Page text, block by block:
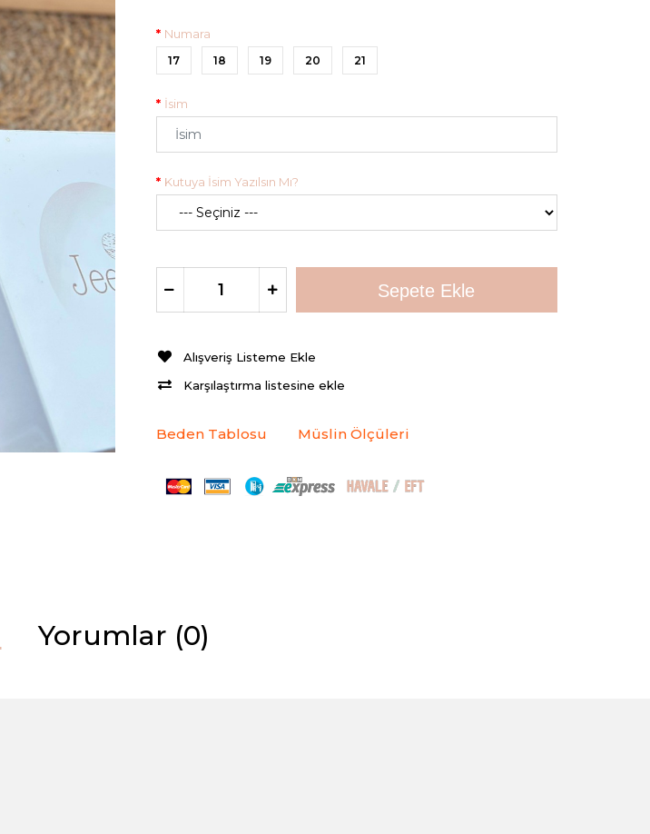
Numara
17 18 19 20 21
İsim
Kutuya İsim Yazılsın Mı?
Alışveriş Listeme Ekle
Karşılaştırma listesine ekle
Beden Tablosu Müslin Ölçüleri
Yorumlar (0)